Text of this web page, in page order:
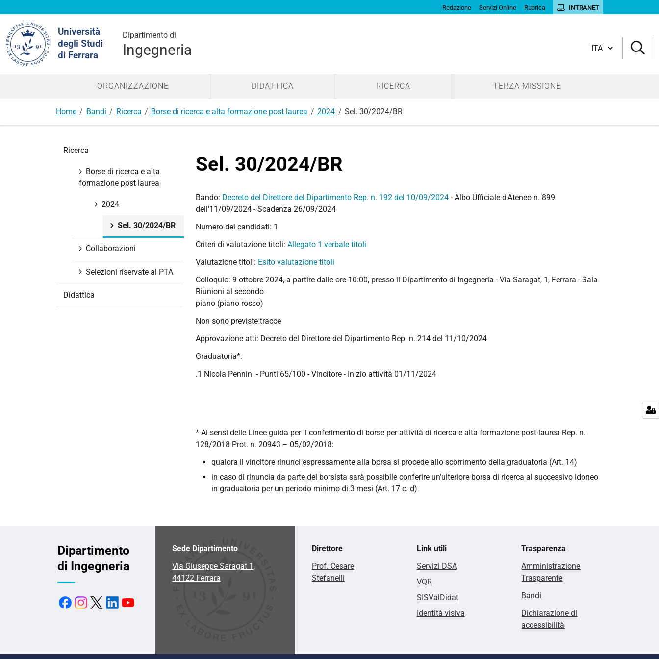
Redazione Servizi Online Rubrica INTRANET
Università
degli Studi
di Ferrara
Dipartimento di
Ingegneria
nel
sito
Cambia lingua
ORGANIZZAZIONE DIDATTICA RICERCA TERZA MISSIONE
Home Bandi Ricerca Borse di ricerca e alta formazione post laurea 2024 Sel. 30/2024/BR
Sel. 30/2024/BR
Bando: Decreto del Direttore del Dipartimento Rep. n. 192 del 10/09/2024 - Albo Ufficiale d'Ateneo n. 899
dell'11/09/2024 - Scadenza 26/09/2024
Numero dei candidati: 1
Criteri di valutazione titoli: Allegato 1 verbale titoli
Valutazione titoli: Esito valutazione titoli
Colloquio: 9 ottobre 2024, a partire dalle ore 10:00, presso il Dipartimento di Ingegneria - Via Saragat, 1, Ferrara - Sala
Riunioni al secondo
piano (piano rosso)
Non sono previste tracce
Approvazione atti: Decreto del Direttore del Dipartimento Rep. n. 214 del 11/10/2024
Graduatoria*:
.1 Nicola Pennini - Punti 65/100 - Vincitore - Inizio attività 01/11/2024
* Ai sensi delle Linee guida per il conferimento di borse per attività di ricerca e alta formazione post-laurea Rep. n.
128/2018 Prot. n. 20943 – 05/02/2018:
qualora il vincitore rinunci espressamente alla borsa si procede allo scorrimento della graduatoria (Art. 14)
in caso di rinuncia da parte del borsista sarà possibile conferire un’ulteriore borsa di ricerca al successivo idoneo
in graduatoria per un periodo minimo di 3 mesi (Art. 17 c. d)
Ricerca
Borse di ricerca e alta
formazione post laurea
2024
Sel. 30/2024/BR
Collaborazioni
Selezioni riservate al PTA
Didattica
Dipartimento
di Ingegneria
Sede Dipartimento
Via Giuseppe Saragat 1,
44122 Ferrara
Direttore
Prof. Cesare
Stefanelli
Link utili
Servizi DSA
VQR
SISValDidat
Identità visiva
Trasparenza
Amministrazione
Trasparente
Bandi
Dichiarazione di
accessibilità